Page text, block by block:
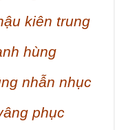
kiên trung
hùng
nhẫn nhục
phục